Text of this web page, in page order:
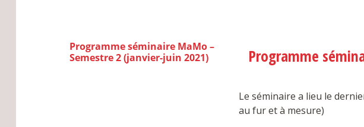
Programme séminaire MaMo –
Semestre 2 (janvier-juin 2021)
Programme
Le séminaire a lieu le
au fur et à mesure)